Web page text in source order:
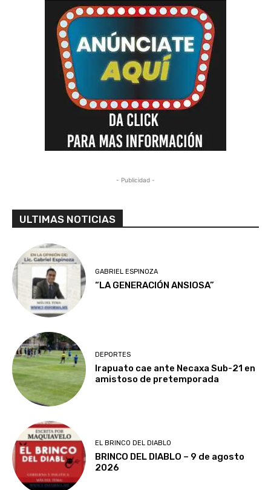
- Publicidad -
ULTIMAS NOTICIAS
GABRIEL ESPINOZA
“LA GENERACIÓN ANSIOSA”
DEPORTES
Irapuato cae ante Necaxa Sub-21 en
amistoso de pretemporada
EL BRINCO DEL DIABLO
BRINCO DEL DIABLO – 9 de agosto
2026